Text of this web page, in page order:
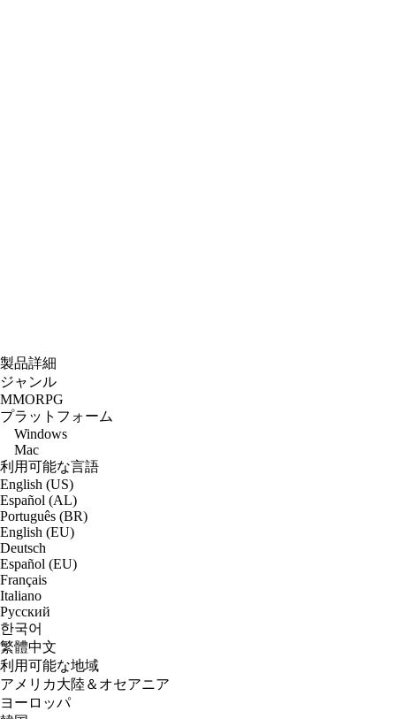
製品詳細
ジャンル
MMORPG
プラットフォーム
Windows
Mac
利用可能な言語
English (US)
Español (AL)
Português (BR)
English (EU)
Deutsch
Español (EU)
Français
Italiano
Русский
한국어
繁體中文
利用可能な地域
アメリカ大陸＆オセアニア
ヨーロッパ